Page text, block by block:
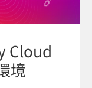
Cloud
境